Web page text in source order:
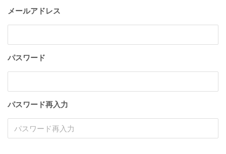
メールアドレス
パスワード
パスワード再入力